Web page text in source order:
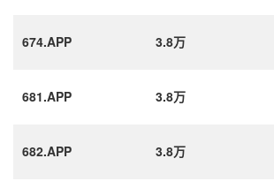
674.APP 3.8万
681.APP 3.8万
682.APP 3.8万